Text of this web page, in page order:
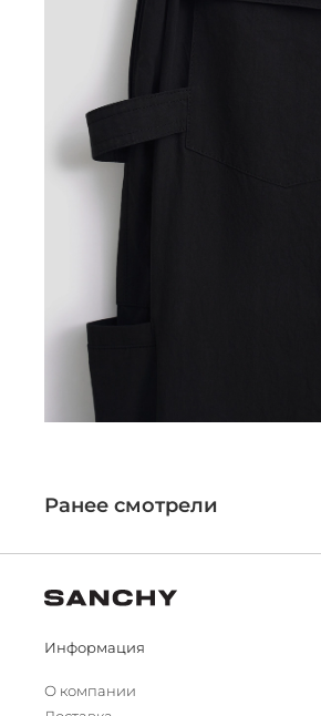
Ранее смотрели
Информация
О компании